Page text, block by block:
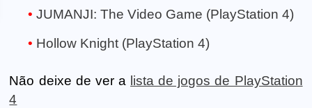
JUMANJI: The Video Game (PlayStation 4)
Hollow Knight (PlayStation 4)
Não deixe de ver a lista de jogos de PlayStation
4